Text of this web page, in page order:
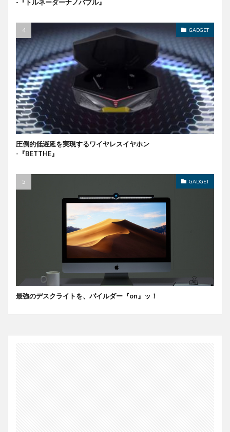
-『トルネーダーナノバブル』
GADGET
圧倒的低遅延を実現するワイヤレスイヤホン
-『BETTHE』
GADGET
最強のデスクライトを、パイルダー『on』ッ！